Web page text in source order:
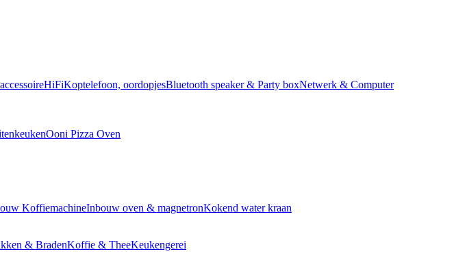
HiFiKoptelefoon, oordopjesBluetooth speaker & Party boxNetwerk & Computer
Ooni Pizza Oven
KoffiemachineInbouw oven & magnetronKokend water kraan
& BradenKoffie & TheeKeukengerei